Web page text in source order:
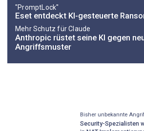
"PromptLock"
Eset entdeckt KI-gesteuerte
Mehr Schutz für Claude
Anthropic rüstet seine KI gegen
Angriffsmuster
Bisher unbekannte
Security-Spezialisten